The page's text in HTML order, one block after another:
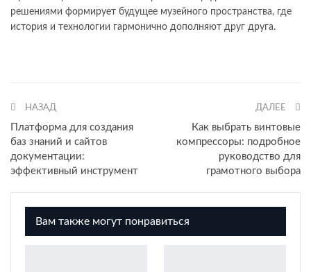
решениями формирует будущее музейного пространства, где
история и технологии гармонично дополняют друг друга.
НАЗАД
Платформа для создания
баз знаний и сайтов
документации:
эффективный инструмент
ДАЛЕЕ
Как выбрать винтовые
компрессоры: подробное
руководство для
грамотного выбора
Вам также могут понравиться